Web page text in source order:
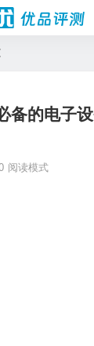
备的电子
阅读模式